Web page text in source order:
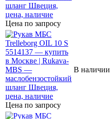
Цена по запросу
Цена по запросу
В наличии